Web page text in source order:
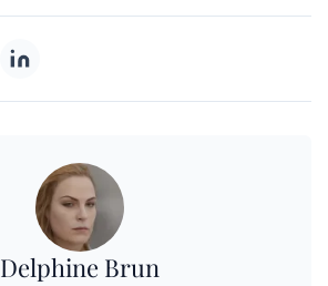
Delphine Brun